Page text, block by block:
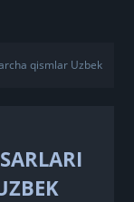
qismlar Uzbek